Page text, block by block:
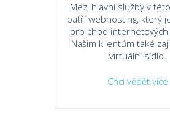
Mezi hlavní služby v
patří webhosting, který
pro chod
Našim klientům také
virtuální sídlo.
Chci vědět více